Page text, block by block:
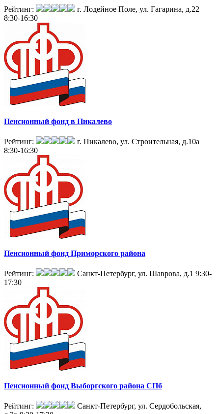
Рейтинг:
г. Лодейное Поле, ул. Гагарина, д.22
8:30-16:30
Пенсионный фонд в Пикалево
Рейтинг:
г. Пикалево, ул. Строительная, д.10а
8:30-16:30
Пенсионный фонд Приморского района
Рейтинг: Санкт-Петербург, ул. Шаврова, д.1 9:30-
17:30
Пенсионный фонд Выборгского района СПб
Рейтинг:
Санкт-Петербург, ул. Сердобольская,